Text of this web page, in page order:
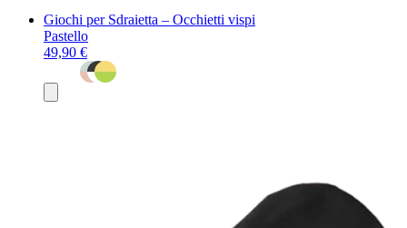
Giochi per Sdraietta – Occhietti vispi
Pastello
49,90 €
al